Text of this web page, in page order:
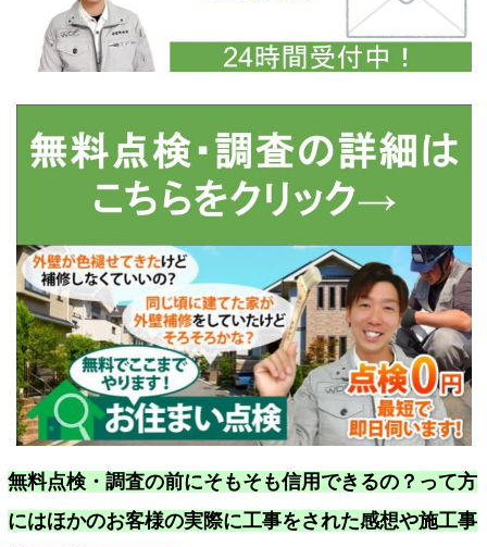
無料点検・調査の前にそもそも信用できるの？って方
にはほかのお客様の実際に工事をされた感想や施工事